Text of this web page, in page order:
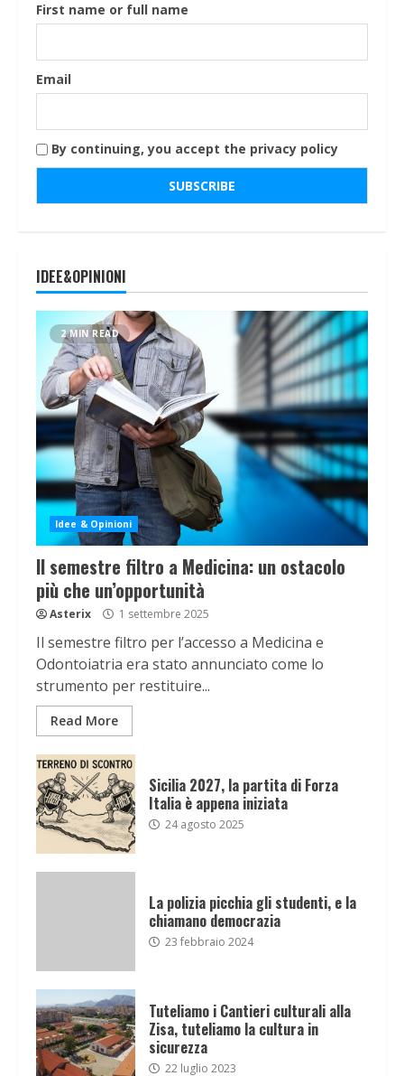
First name or full name
Email
By continuing, you accept the privacy policy
IDEE&OPINIONI
2 MIN READ
Idee & Opinioni
Il semestre filtro a Medicina: un ostacolo
più che un’opportunità
Asterix 1 settembre 2025
Il semestre filtro per l’accesso a Medicina e
Odontoiatria era stato annunciato come lo
strumento per restituire...
Read More
Sicilia 2027, la partita di Forza
Italia è appena iniziata
24 agosto 2025
La polizia picchia gli studenti, e la
chiamano democrazia
23 febbraio 2024
Tuteliamo i Cantieri culturali alla
Zisa, tuteliamo la cultura in
sicurezza
22 luglio 2023